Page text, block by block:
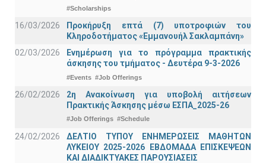
#Scholarships
16/03/2026
Προκήρυξη επτά (7) υποτροφιών του
Κληροδοτήματος «Εμμανουήλ Σακλαμπάνη»
02/03/2026
Ενημέρωση για το πρόγραμμα πρακτικής
άσκησης του τμήματος - Δευτέρα 9-3-2026
#Events #Job Offerings
26/02/2026
2η Ανακοίνωση για υποβολή αιτήσεων
Πρακτικής Άσκησης μέσω ΕΣΠΑ_2025-26
#Job Offerings #Schedule
24/02/2026
ΔΕΛΤΙΟ ΤΥΠΟΥ ΕΝΗΜΕΡΩΣΕΙΣ ΜΑΘΗΤΩΝ
ΛΥΚΕΙΟΥ 2025-2026 ΕΒΔΟΜΑΔΑ ΕΠΙΣΚΕΨΕΩΝ
ΚΑΙ ΔΙΑΔΙΚΤΥΑΚΕΣ ΠΑΡΟΥΣΙΑΣΕΙΣ